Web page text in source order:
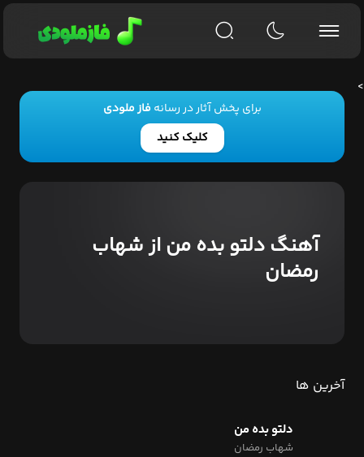
برای پخش آثار در رسانهفاز ملودی
کلیک کنید
آهنگ دلتو بده من از شهاب
رمضان
آخرین ها
دلتو بده من
شهاب رمضان
>